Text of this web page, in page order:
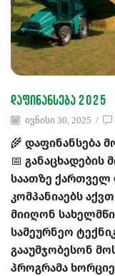
დაფინანსება 2025
ივნისი 30, 2025 /
🌾 დაფინანსება
📅 განაცხადების
საათზე ქართველ
კომპანიაებს
მიიღონ
სამეურნეო
გააუმჯობესონ
პროგრამა